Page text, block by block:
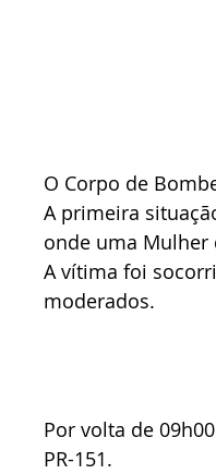
O Corpo de
A primeira
onde uma Mulher
A vítima foi
moderados.
Por volta de
PR-151.